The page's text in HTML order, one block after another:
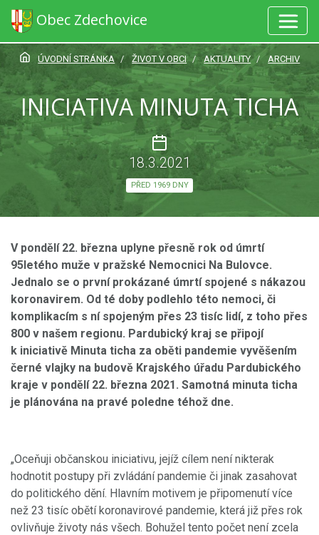
Obec Zdechovice
ÚVODNÍ STRÁNKA ŽIVOT V OBCI AKTUALITY ARCHIV
INICIATIVA MINUTA TICHA
18.3.2021
PŘED 1969 DNY
V pondělí 22. března uplyne přesně rok od úmrtí
95letého muže v pražské Nemocnici Na Bulovce.
Jednalo se o první prokázané úmrtí spojené s nákazou
koronavirem. Od té doby podlehlo této nemoci, či
komplikacím s ní spojeným přes 23 tisíc lidí, z toho přes
800 v našem regionu. Pardubický kraj se připojí
k iniciativě Minuta ticha za oběti pandemie vyvěšením
černé vlajky na budově Krajského úřadu Pardubického
kraje v pondělí 22. března 2021. Samotná minuta ticha
je plánována na pravé poledne téhož dne.
„Oceňuji občanskou iniciativu, jejíž cílem není nikterak
hodnotit postupy při zvládání pandemie či jinak zasahovat
do politického dění. Hlavním motivem je připomenutí více
než 23 tisíc obětí koronavirové pandemie, která již přes rok
ovlivňuje životy nás všech. Bohužel tento počet není zcela